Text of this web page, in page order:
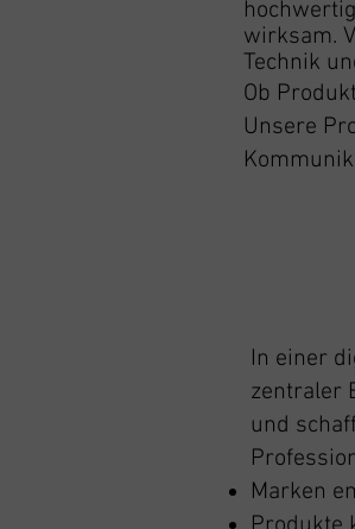
wirksam.
Technik
Ob
Unsere
In einer
zentraler
und
Marken